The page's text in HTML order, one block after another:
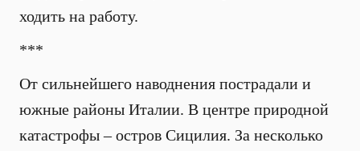
ходить на работу.
***
От сильнейшего наводнения пострадали и
южные районы Италии. В центре природной
катастрофы – остров Сицилия. За несколько